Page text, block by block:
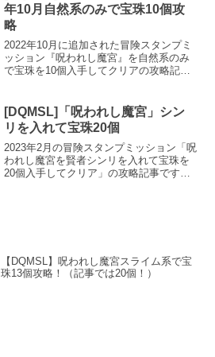
年10月自然系のみで宝珠10個攻
略
2022年10月に追加された冒険スタンプミ
ッション『呪われし魔宮』を自然系のみ
で宝珠を10個入手してクリアの攻略記事
立てください。
[DQMSL]「呪われし魔宮」シン
リを入れて宝珠20個
2023年2月の冒険スタンプミッション「呪
われし魔宮を賢者シンリを入れて宝珠を
20個入手してクリア」の攻略記事です。
【DQMSL】呪われし魔宮スライム系で宝
珠13個攻略！（記事では20個！）